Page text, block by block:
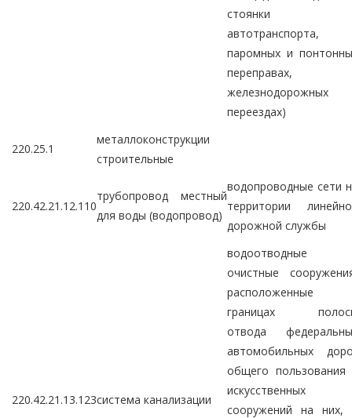
стоянки
автотранспорта,
паромных и
переправах,
железнодорожных
переездах)
220.25.1
металлоконструкции
строительные
220.42.21.12.110
трубопровод местный
для воды (водопровод)
водопроводные сети
территории
дорожной службы
220.42.21.13.123система канализации
водоотводные
очистные
расположенные
границах
отвода
автомобильных
общего пользования
искусственных
сооружений на них,